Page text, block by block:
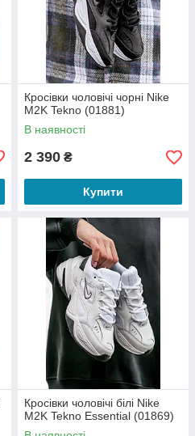
Кросівки чоловічі чорні Nike
M2K Tekno (01881)
В наявності
2 390 ₴
Купити
Кросівки чоловічі білі Nike
M2K Tekno Essential (01869)